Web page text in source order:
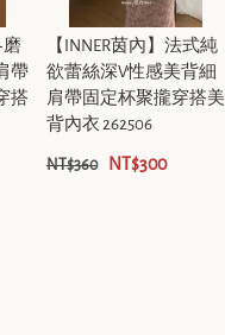
磨
帶
搭
【INNER茵內】法式純
欲蕾絲深V性感美背細
肩帶固定杯聚攏穿搭美
背內衣 262506
NT$360 NT$300